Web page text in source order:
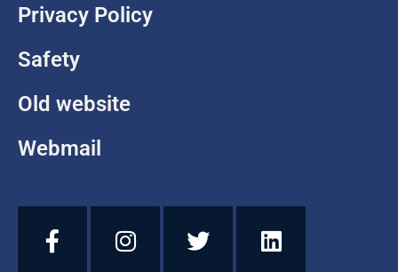
Privacy Policy
Safety
Old website
Webmail